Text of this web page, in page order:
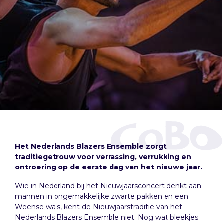
Het Nederlands Blazers Ensemble zorgt
traditiegetrouw voor verrassing, verrukking en
ontroering op de eerste dag van het nieuwe jaar.
Wie in Nederland bij het Nieuwjaarsconcert denkt aan
mannen in ongemakkelijke zwarte pakken en een
Weense wals, kent de Nieuwjaarstraditie van het
Nederlands Blazers Ensemble niet. Nog wat bleekjes